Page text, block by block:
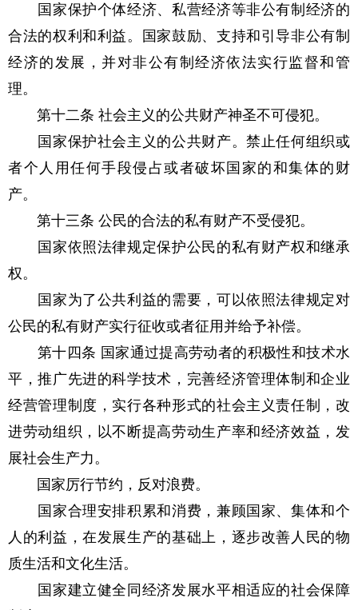
国家保护个体经济、私营经济等非公有制经济的
合法的权利和利益。国家鼓励、支持和引导非公有制
经济的发展，并对非公有制经济依法实行监督和管
理。
第十二条 社会主义的公共财产神圣不可侵犯。
国家保护社会主义的公共财产。禁止任何组织或
者个人用任何手段侵占或者破坏国家的和集体的财
产。
第十三条 公民的合法的私有财产不受侵犯。
国家依照法律规定保护公民的私有财产权和继承
权。
国家为了公共利益的需要，可以依照法律规定对
公民的私有财产实行征收或者征用并给予补偿。
第十四条 国家通过提高劳动者的积极性和技术水
平，推广先进的科学技术，完善经济管理体制和企业
经营管理制度，实行各种形式的社会主义责任制，改
进劳动组织，以不断提高劳动生产率和经济效益，发
展社会生产力。
国家厉行节约，反对浪费。
国家合理安排积累和消费，兼顾国家、集体和个
人的利益，在发展生产的基础上，逐步改善人民的物
质生活和文化生活。
国家建立健全同经济发展水平相适应的社会保障